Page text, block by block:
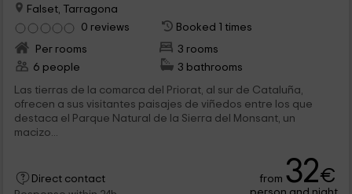
Falset, Tarragona
0 reviews
Booked 1 times
Per rooms
3 rooms
6 people
3 bathrooms
Las tierras de la comarca del Priorat, al sur de Cataluña,
ofrecen a sus visitantes paisajes de viñedos entre los que
destaca el Parque Natural de la Sierra del Monsant, un
macizo...
Direct contact
from 32€